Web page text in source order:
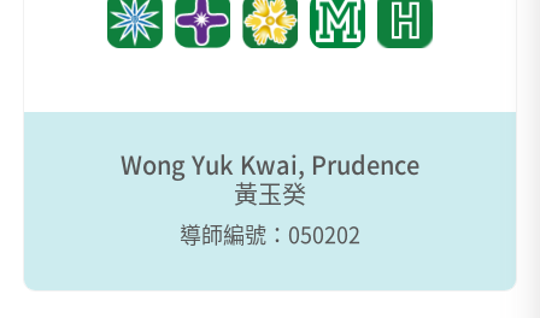
Wong Yuk Kwai, Prudence
黃玉癸
導師編號：050202